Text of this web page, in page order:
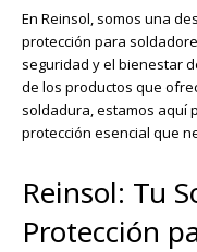
En Reinsol, somos una
protección para
seguridad y el bienestar
de los productos que
soldadura, estamos aquí
protección esencial que
Reinsol: Tu
Protección